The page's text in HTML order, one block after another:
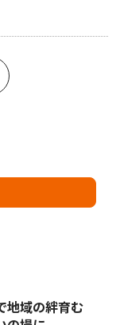
地域の絆育む